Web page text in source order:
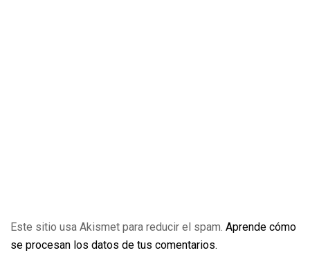
Este sitio usa Akismet para reducir el spam. Aprende cómo
se procesan los datos de tus comentarios.